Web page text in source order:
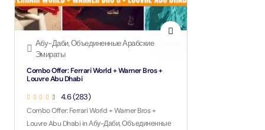
Абу-Даби, Объединенные Арабские
Эмираты
Combo Offer: Ferrari World + Warner Bros +
Louvre Abu Dhabi
4.6 (283)
Combo Offer: Ferrari World + Warner Bros +
Louvre Abu Dhabi in Абу-Даби, Объединенные